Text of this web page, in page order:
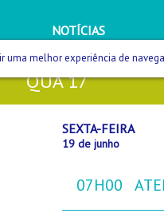
NOTÍCIAS
QUA17
SEXTA-FEIRA
19 de junho
07H00
uma melhor experiência de